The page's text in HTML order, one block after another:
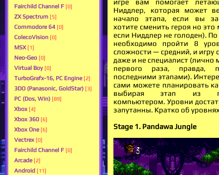
Fairchild Channel F [0]
ZX Spectrum [5]
Commodore 64 [0]
ColecoVision [0]
MSX [1]
Neo-Geo [0]
Virtual Boy [0]
TurboGrafx-16, PC Engine [2]
3DO (Panasonic, GoldStar) [3]
PC (Dos, Win) [89]
Xbox [4]
Xbox 360 [6]
Xbox One [6]
Vectrex [0]
Fairchild Channel F [0]
Arcade [2]
Android [11]
Ниддлер, которая может
начало этапа, если вы
хотите сменить героя но
если Ниддлер не голоден).
необходимо пройти 8
сложности — средний, и игру
даже и не специалист (лично
первого раза, правда,
последними этапами).
сами можете планировать
выбирая этап из
компьютером. Уровни
запутанны. Кратко об
Stage 1. Pandawa Jungle